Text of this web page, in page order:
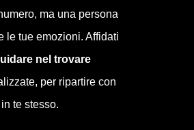
ma una persona
le tue emozioni. Affidati
nel trovare
per ripartire con
te stesso.